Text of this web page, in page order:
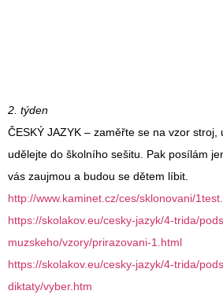
2. týden
ČESKÝ JAZYK – zaměřte se na vzor stroj,
udělejte do školního sešitu. Pak posílám
vás zaujmou a budou se dětem líbit.
http://www.kaminet.cz/ces/sklonovani/
https://skolakov.eu/cesky-jazyk/4-trida/
muzskeho/vzory/prirazovani-1.html
https://skolakov.eu/cesky-jazyk/4-trida/
diktaty/vyber.htm